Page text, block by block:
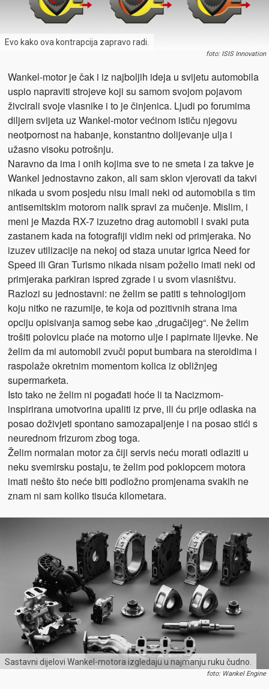
Evo kako ova kontrapcija zapravo radi.
foto: ISIS Innovation
Wankel-motor je čak i iz najboljih ideja u svijetu automobila
uspio napraviti strojeve koji su samom svojom pojavom
živcirali svoje vlasnike i to je činjenica. Ljudi po forumima
diljem svijeta uz Wankel-motor većinom ističu njegovu
neotpornost na habanje, konstantno dolijevanje ulja i
užasno visoku potrošnju.
Naravno da ima i onih kojima sve to ne smeta i za takve je
Wankel jednostavno zakon, ali sam sklon vjerovati da takvi
nikada u svom posjedu nisu imali neki od automobila s tim
antisemitskim motorom nalik spravi za mučenje. Mislim, i
meni je Mazda RX-7 izuzetno drag automobil i svaki puta
zastanem kada na fotografiji vidim neki od primjeraka. No
izuzev utilizacije na nekoj od staza unutar igrica Need for
Speed ili Gran Turismo nikada nisam poželio imati neki od
primjeraka parkiran ispred zgrade i u svom vlasništvu.
Razlozi su jednostavni: ne želim se patiti s tehnologijom
koju nitko ne razumije, te koja od pozitivnih strana ima
opciju opisivanja samog sebe kao „drugačijeg“. Ne želim
trošiti polovicu plaće na motorno ulje i papirnate lijevke. Ne
želim da mi automobil zvuči poput bumbara na steroidima i
raspolaže okretnim momentom kolica iz obližnjeg
supermarketa.
Isto tako ne želim ni pogađati hoće li ta Nacizmom-
inspirirana umotvorina upaliti iz prve, ili ću prije odlaska na
posao doživjeti spontano samozapaljenje i na posao stići s
neurednom frizurom zbog toga.
Želim normalan motor za čiji servis neću morati odlaziti u
neku svemirsku postaju, te želim pod poklopcem motora
imati nešto što neće biti podložno promjenama svakih ne
znam ni sam koliko tisuća kilometara.
Sastavni dijelovi Wankel-motora izgledaju u najmanju ruku čudno.
foto: Wankel Engine